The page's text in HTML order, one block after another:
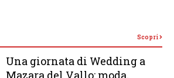
Scopri
Una giornata di Wedding a
Mazara del Vallo: moda,